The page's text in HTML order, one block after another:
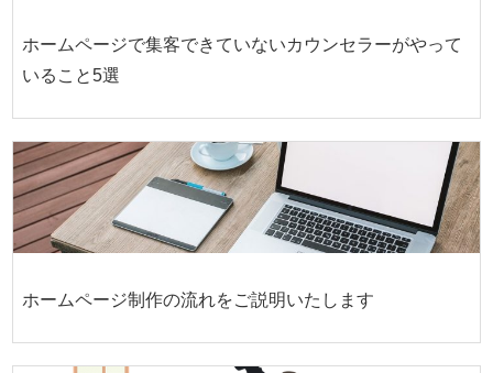
ホームページで集客できていないカウンセラーがやって
いること5選
ホームページ制作の流れをご説明いたします